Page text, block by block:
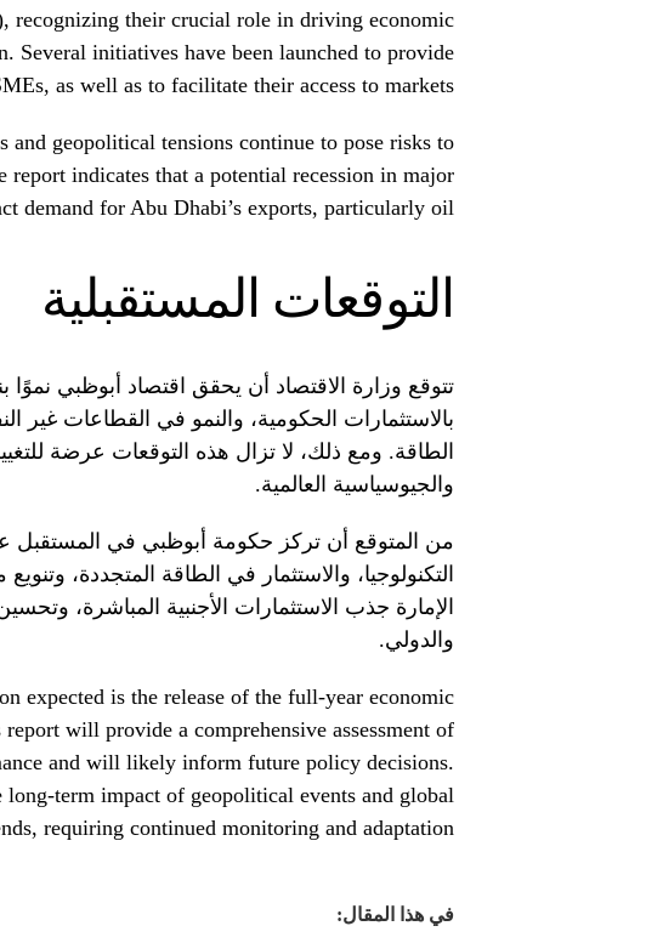
recognizing their crucial role in driving economic
Several initiatives have been launched to provide
as well as to facilitate their access to markets.
geopolitical tensions continue to pose risks to
report indicates that a potential recession in major
demand for Abu Dhabi’s exports, particularly oil.
التوقعات المستقبلية
بالاستثمارات الحكومية، والنمو في القطاعات غير
الطاقة. ومع ذلك، لا تزال هذه التوقعات عرضة
والجيوسياسية العالمية.
من المتوقع أن تركز حكومة أبوظبي في المستقبل
التكنولوجيا، والاستثمار في الطاقة المتجددة،
الإمارة جذب الاستثمارات الأجنبية المباشرة،
والدولي.
expected is the release of the full-year economic
will provide a comprehensive assessment of
and will likely inform future policy decisions.
term impact of geopolitical events and global
requiring continued monitoring and adaptation.
في هذا المقال: